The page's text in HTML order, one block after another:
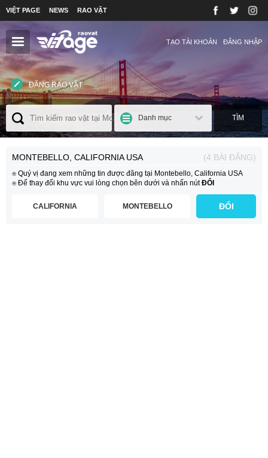
VIỆT PAGE NEWS RAO VẶT
ĐĂNG NHẬP
TẠO TÀI KHOẢN
ĐĂNG RAO VẶT
Danh mục TÌM
MONTEBELLO, CALIFORNIA USA (4 BÀI ĐĂNG)
⍟ Quý vị đang xem những tin được đăng tại Montebello, California USA
⍟ Để thay đổi khu vực vui lòng chọn bên dưới và nhấn nútĐỔI
CALIFORNIA MONTEBELLO ĐỔI